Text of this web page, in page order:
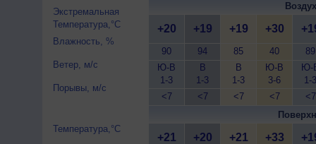
Экстремальная
Температура,°C
Влажность, %
Ветер, м/с
Порывы, м/с
Температура,°C
+20
90
Ю-В
1-3
<7
+19
94
В
1-3
<7
+19
85
В
1-3
<7
+30
40
Ю-В
3-6
<7
89
Ю-
1-3
<7
+21 +20 +21 +33